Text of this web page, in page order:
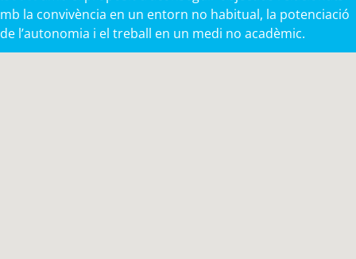
mb la convivència en un entorn no habitual, la potenciació
de l’autonomia i el treball en un medi no acadèmic.